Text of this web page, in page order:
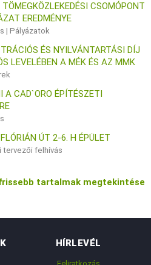
CSOMÓPONT
EREDMÉNYE
|Pályázatok
ÉS NYILVÁNTARTÁSI DÍJ
LEVELÉBEN A MÉK ÉS AZ MMK
A CAD`ORO ÉPÍTÉSZETI
ÚT 2-6. H ÉPÜLET
tervezői felhívás
tartalmak megtekintése
HÍRLEVÉL